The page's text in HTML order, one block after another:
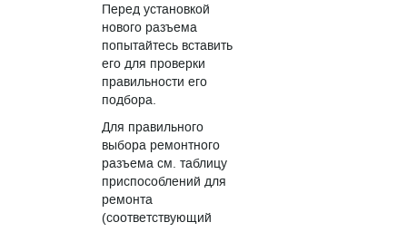
Перед установкой
нового разъема
попытайтесь вставить
его для проверки
правильности его
подбора.
Для правильного
выбора ремонтного
разъема см. таблицу
приспособлений для
ремонта
(соответствующий